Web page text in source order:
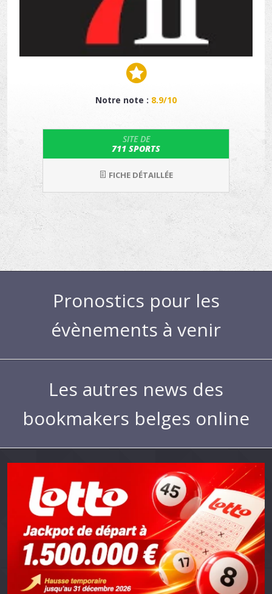
Notre note : 8.9/10
SITE DE
711 SPORTS
FICHE DÉTAILLÉE
Pronostics pour les
évènements à venir
Les autres news des
bookmakers belges online